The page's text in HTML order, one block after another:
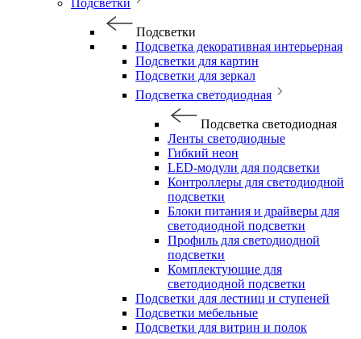
Подсветки
Подсветки
Подсветка декоративная интерьерная
Подсветки для картин
Подсветки для зеркал
Подсветка светодиодная
Подсветка светодиодная
Ленты светодиодные
Гибкий неон
LED-модули для подсветки
Контроллеры для светодиодной
подсветки
Блоки питания и драйверы для
светодиодной подсветки
Профиль для светодиодной
подсветки
Комплектующие для
светодиодной подсветки
Подсветки для лестниц и ступеней
Подсветки мебельные
Подсветки для витрин и полок